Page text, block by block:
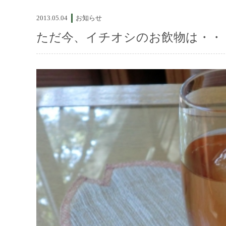
2013.05.04 お知らせ
ただ今、イチオシのお飲物は・・